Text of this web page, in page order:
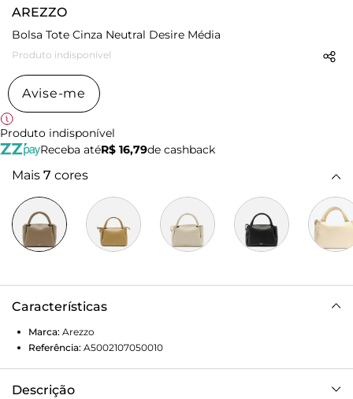
AREZZO
Bolsa Tote Cinza Neutral Desire Média
Produto indisponível
Avise-me
Produto indisponível
Receba atéR$ 16,79de cashback
Mais 7 cores
Características
Marca: Arezzo
Referência: A5002107050010
Descrição